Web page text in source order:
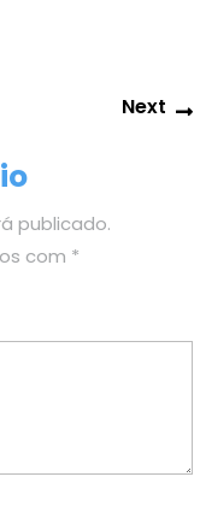
Next
publicado.
com *